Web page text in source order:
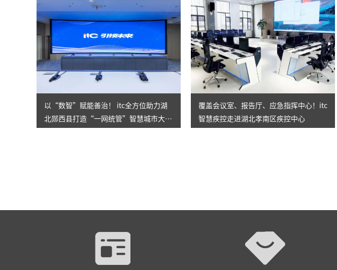
以“数智”赋能善治！ itc全方位助力湖
北郧西县打造“一网统管”智慧城市大脑
覆盖会议室、报告厅、应急指挥中心！itc
智慧疾控走进湖北孝南区疾控中心